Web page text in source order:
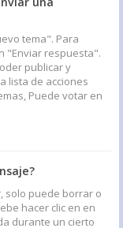
tema". Para
"Enviar respuesta".
publicar y
lista de acciones
Puede votar en
solo puede borrar o
hacer clic en en
durante un cierto